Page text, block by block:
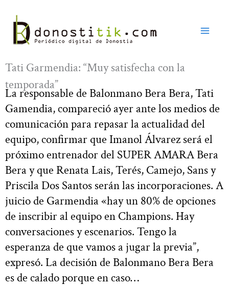
contenido
Tati Garmendia: “Muy satisfecha con la
temporada”
La responsable de Balonmano Bera Bera, Tati
Gamendia, compareció ayer ante los medios de
comunicación para repasar la actualidad del
equipo, confirmar que Imanol Álvarez será el
próximo entrenador del SUPER AMARA Bera
Bera y que Renata Lais, Terés, Camejo, Sans y
Priscila Dos Santos serán las incorporaciones. A
juicio de Garmendia «hay un 80% de opciones
de inscribir al equipo en Champions. Hay
conversaciones y escenarios. Tengo la
esperanza de que vamos a jugar la previa”,
expresó. La decisión de Balonmano Bera Bera
es de calado porque en caso…